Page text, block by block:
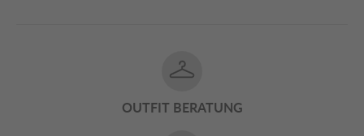
OUTFIT BERATUNG